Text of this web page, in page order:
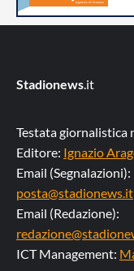
Stadionews.it
Testata giornalistica
Editore: Ignazio
Email (Segnalazioni):
posta@stadionews.it
Email (Redazione):
ICT Management: